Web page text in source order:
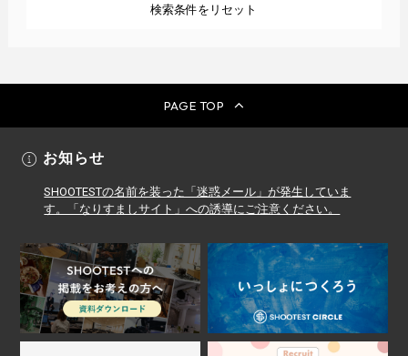
検索条件をリセット
PAGE TOP
お知らせ
SHOOTESTの名前を装った「迷惑メール」が発生していま
す。「なりすましサイト」への誘導にご注意ください。